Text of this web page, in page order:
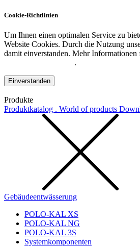
Cookie-Richtlinien
Um Ihnen einen optimalen Service zu
Website Cookies. Durch die Nutzung
damit einverstanden. Mehr Informationen
.
Einverstanden
Produkte
Produktkatalog . World of products
Gebäudeentwässerung
POLO-KAL XS
POLO-KAL NG
POLO-KAL 3S
Systemkomponenten